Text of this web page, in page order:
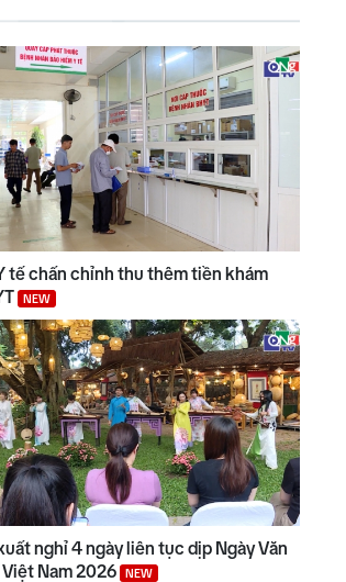
tế chấn chỉnh thu thêm tiền khám
NEW
nghỉ 4 ngày liên tục dịp Ngày Văn
Nam 2026
NEW